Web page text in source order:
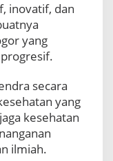
a
m
n
u
inovatif, dan
yang
secara
yang
kesehatan
ilmiah.